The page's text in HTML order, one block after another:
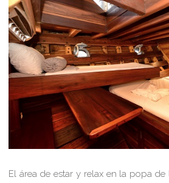
El área de estar y relax en la popa